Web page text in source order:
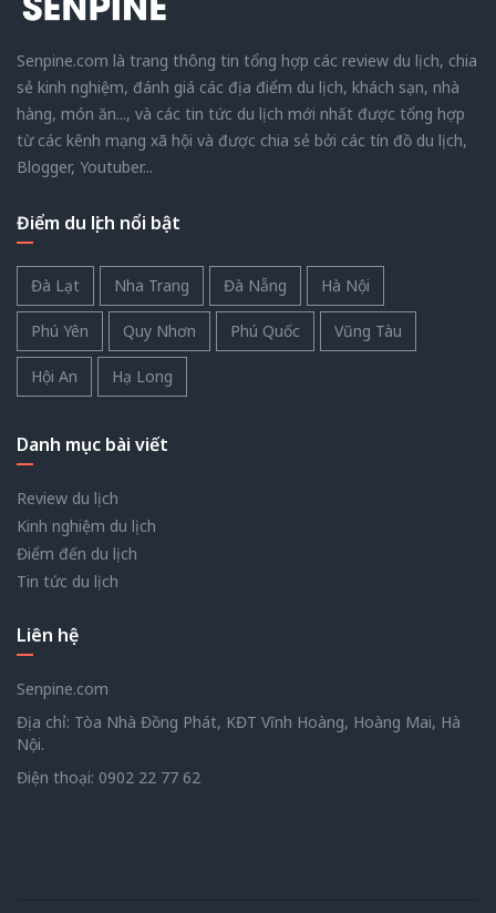
Senpine.com là trang thông tin tổng hợp các review du lịch, chia
sẻ kinh nghiệm, đánh giá các địa điểm du lịch, khách sạn, nhà
hàng, món ăn..., và các tin tức du lịch mới nhất được tổng hợp
từ các kênh mạng xã hội và được chia sẻ bởi các tín đồ du lịch,
Blogger, Youtuber...
Điểm du lịch nổi bật
Đà Lạt Nha Trang Đà Nẵng Hà Nội
Phú Yên Quy Nhơn Phú Quốc Vũng Tàu
Hội An Hạ Long
Danh mục bài viết
Review du lịch
Kinh nghiệm du lịch
Điểm đến du lịch
Tin tức du lịch
Liên hệ
Senpine.com
Địa chỉ: Tòa Nhà Đồng Phát, KĐT Vĩnh Hoàng, Hoàng Mai, Hà
Nội.
Điện thoại: 0902 22 77 62